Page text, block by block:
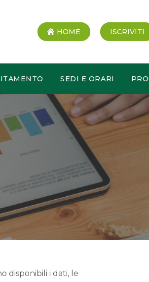
HOME ISCRIVITI
SEDI E ORARI
disponibili i dati, le